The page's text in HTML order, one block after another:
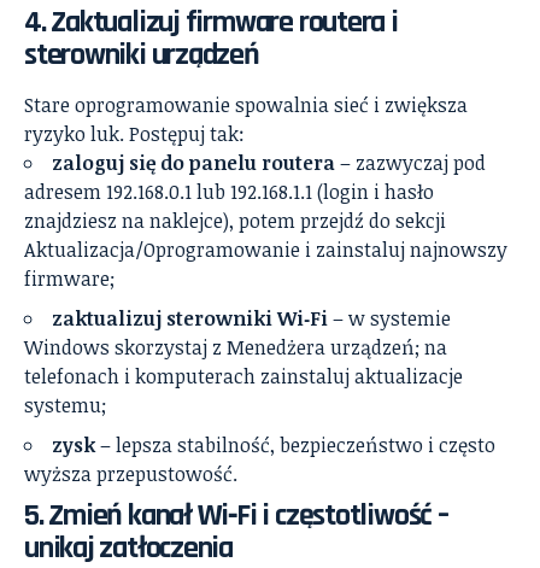
4. Zaktualizuj firmware routera i
sterowniki urządzeń
Stare oprogramowanie spowalnia sieć i zwiększa
ryzyko luk. Postępuj tak:
zaloguj się do panelu routera– zazwyczaj pod
adresem 192.168.0.1 lub 192.168.1.1 (login i hasło
znajdziesz na naklejce), potem przejdź do sekcji
Aktualizacja/Oprogramowanie i zainstaluj najnowszy
firmware;
zaktualizuj sterowniki Wi‑Fi– w systemie
Windows skorzystaj z Menedżera urządzeń; na
telefonach i komputerach zainstaluj aktualizacje
systemu;
zysk– lepsza stabilność, bezpieczeństwo i często
wyższa przepustowość.
5. Zmień kanał Wi‑Fi i częstotliwość –
unikaj zatłoczenia